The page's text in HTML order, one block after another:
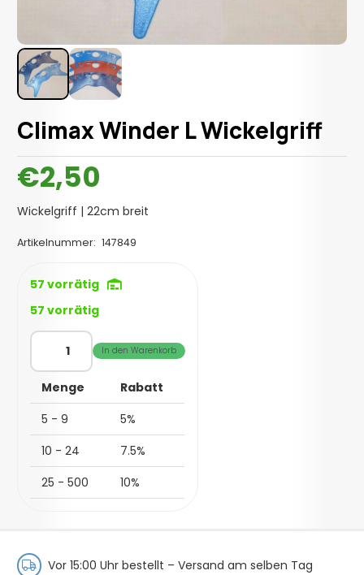
Climax Winder L Wickelgriff
€2,50
Wickelgriff | 22cm breit
Artikelnummer: 147849
57 vorrätig
57 vorrätig
Climax
Winder
L
Wickelgriff
In den Warenkorb
Menge
Rabatt
5 - 9
5%
10 - 24
7.5%
25 - 500
10%
Vor 15:00 Uhr bestellt – Versand am selben Tag